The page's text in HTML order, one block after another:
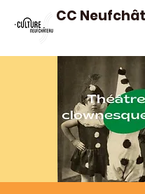
CC